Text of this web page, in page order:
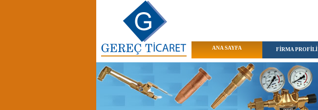
ANA SAYFA FİRMA PROFİLİ